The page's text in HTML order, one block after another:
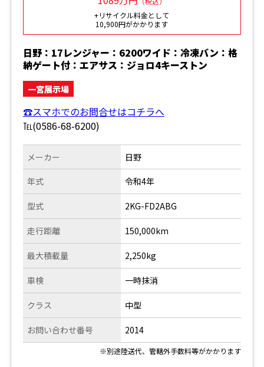
+リサイクル料金として
10,900円がかかります
日野：17レンジャー：6200ワイド：冷凍バン：格
納ゲート付：エアサス：ジョロ4キーストン
一宮展示場
☎スマホでのお問合せはコチラへ
℡(0586-68-6200)
メーカー
年式
型式
走行距離
日野
令和4年
2KG-FD2ABG
150,000km
最大積載量
車検
クラス
お問い合わせ番号
2,250kg
一時抹消
中型
2014
※別途陸送代、管轄外手数料等がかかります